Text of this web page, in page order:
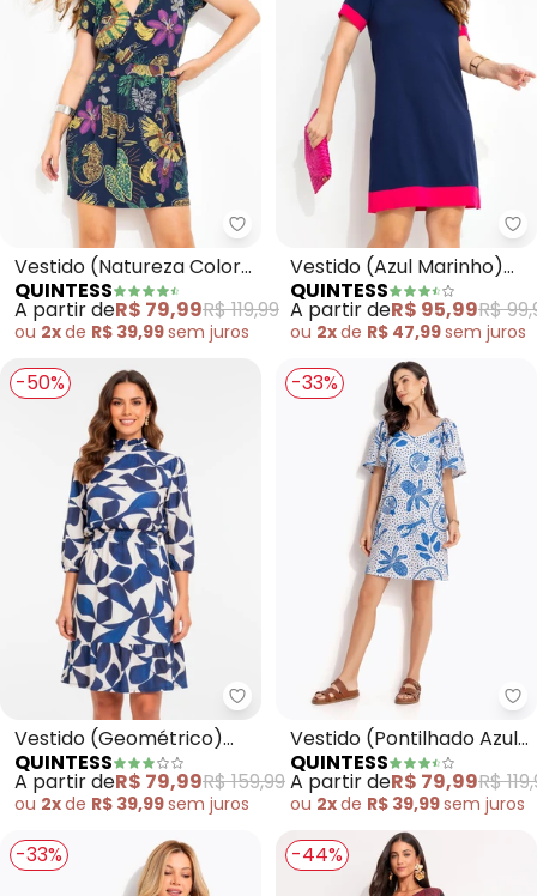
Quintess - Vestido (Natureza
Vestido (Natureza Color)
em Malha de Viscose
QUINTESS
A partir deR$ 79,99R$ 119,99
ou 2xde R$ 39,99sem juros
Vestido (Azul Marinho)
em Malha de Viscose
QUINTESS
A partir deR$ 95,99R$
ou 2xde R$ 47,99sem juros
-50%
Quintess - Vestido
Vestido (Geométrico)
em Malha Canelada
QUINTESS
A partir deR$ 79,99R$ 159,99
ou 2xde R$ 39,99sem juros
-33%
Vestido (Pontilhado Azul)
em Malha Texturizada
QUINTESS
A partir deR$ 79,99R$
ou 2xde R$ 39,99sem juros
-33% -44%